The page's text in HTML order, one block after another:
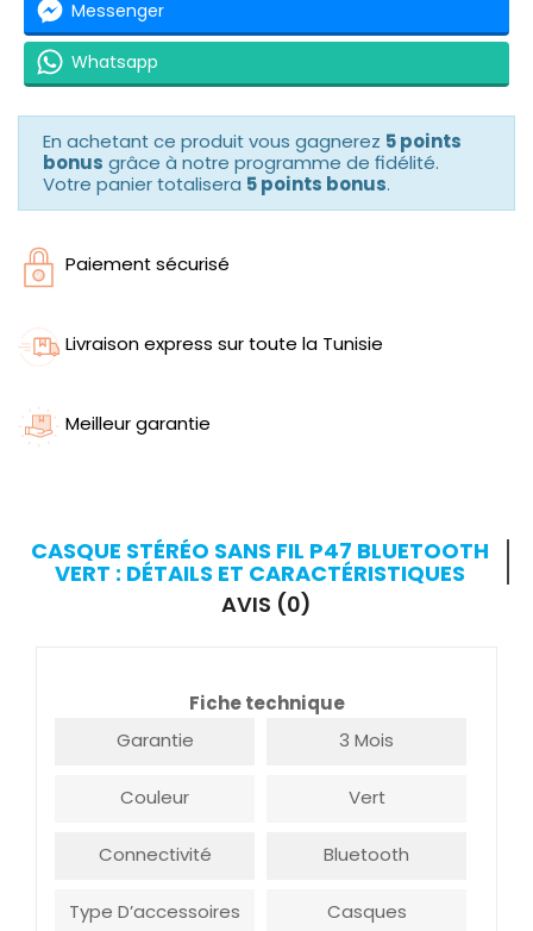
Messenger
Whatsapp
En achetant ce produit vous gagnerez 5 points
bonus grâce à notre programme de fidélité.
Votre panier totalisera 5 points bonus.
Paiement sécurisé
Livraison express sur toute la Tunisie
Meilleur garantie
CASQUE STÉRÉO SANS FIL P47 BLUETOOTH
VERT : DÉTAILS ET CARACTÉRISTIQUES
AVIS (0)
Fiche technique
Garantie
3 Mois
Couleur Vert
Connectivité Bluetooth
Type D’accessoires Casques